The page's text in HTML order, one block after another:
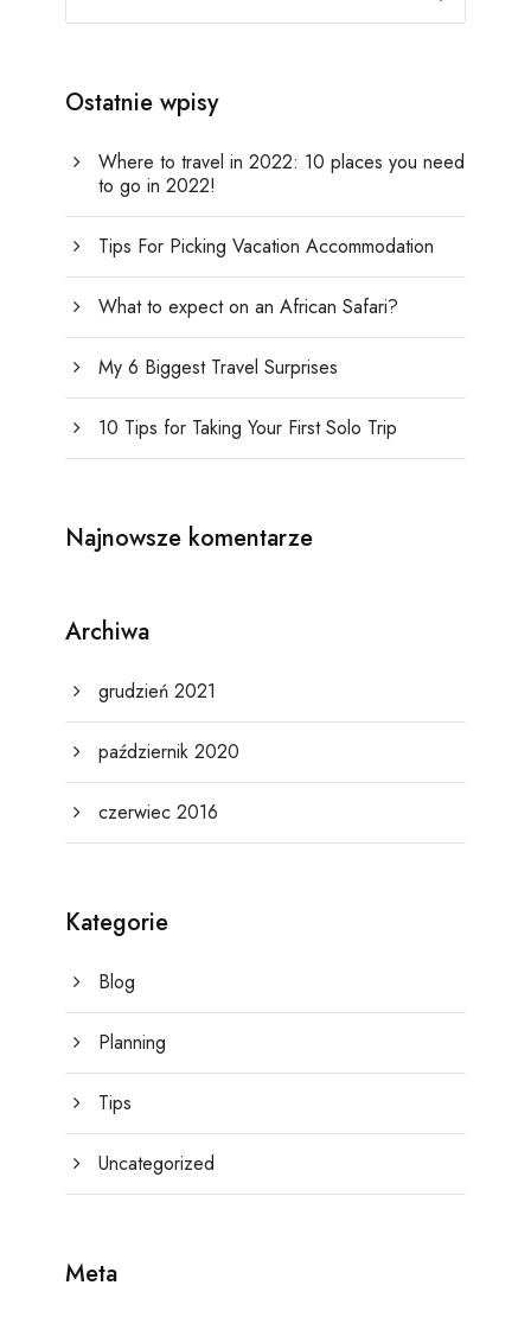
Ostatnie wpisy
Where to travel in 2022: 10 places you need
to go in 2022!
Tips For Picking Vacation Accommodation
What to expect on an African Safari?
My 6 Biggest Travel Surprises
10 Tips for Taking Your First Solo Trip
Najnowsze komentarze
Archiwa
grudzień 2021
październik 2020
czerwiec 2016
Kategorie
Blog
Planning
Tips
Uncategorized
Meta